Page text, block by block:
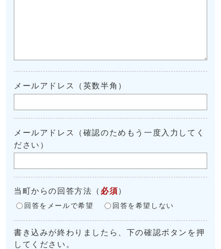
メールアドレス（英数半角）
メールアドレス（確認のためもう一度入力してく
ださい）
当町からの回答方法 （ 必須 ）
回答をメールで希望 回答を希望しない
書き込みが終わりましたら、下の確認ボタンを押
してください。